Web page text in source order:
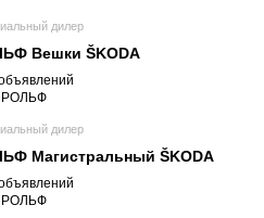
дилер
Вешки ŠKODA
РОЛЬФ
дилер
Магистральный ŠKODA
РОЛЬФ